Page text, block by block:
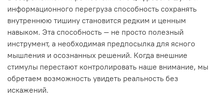
информационного перегруза способность сохранять
внутреннюю тишину становится редким и ценным
навыком. Эта способность — не просто полезный
инструмент, а необходимая предпосылка для ясного
мышления и осознанных решений. Когда внешние
стимулы перестают контролировать наше внимание, мы
обретаем возможность увидеть реальность без
искажений.